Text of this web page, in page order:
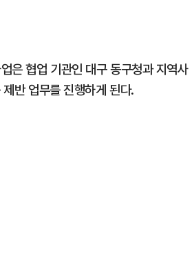
은 협업 기관인 대구 동구청과 지역사
반 업무를 진행하게 된다.